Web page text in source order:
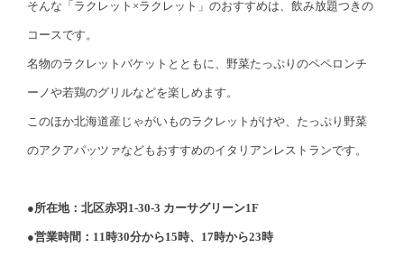
そんな「ラクレット×ラクレット」のおすすめは、飲み放題つきの
コースです。
名物のラクレットバケットとともに、野菜たっぷりのペペロンチ
ーノや若鶏のグリルなどを楽しめます。
このほか北海道産じゃがいものラクレットがけや、たっぷり野菜
のアクアパッツァなどもおすすめのイタリアンレストランです。
●所在地：北区赤羽1-30-3 カーサグリーン1F
●営業時間：11時30分から15時、17時から23時